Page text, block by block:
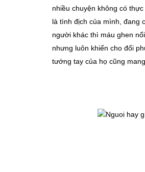
nhiều chuyện không có
là tình địch của mình, đang
người khác thì máu ghen
nhưng luôn khiến cho đối
tướng tay của họ cũng